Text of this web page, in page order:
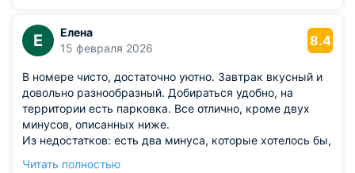
Е
Елена
15 февраля 2026
8.4
В номере чисто, достаточно уютно. Завтрак вкусный и
довольно разнообразный. Добираться удобно, на
территории есть парковка. Все отлично, кроме двух
минусов, описанных ниже.
Из недостатков: есть два минуса, которые хотелось бы,
Читать полностью